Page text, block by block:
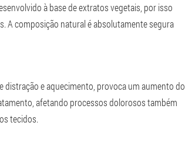
à base de extratos vegetais, por isso
A composição natural é absolutamente segura
distração e aquecimento, provoca um aumento do
afetando processos dolorosos também
tecidos.